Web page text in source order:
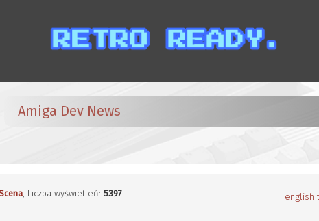
Amiga Dev News
, Liczba wyświetleń:5397
english